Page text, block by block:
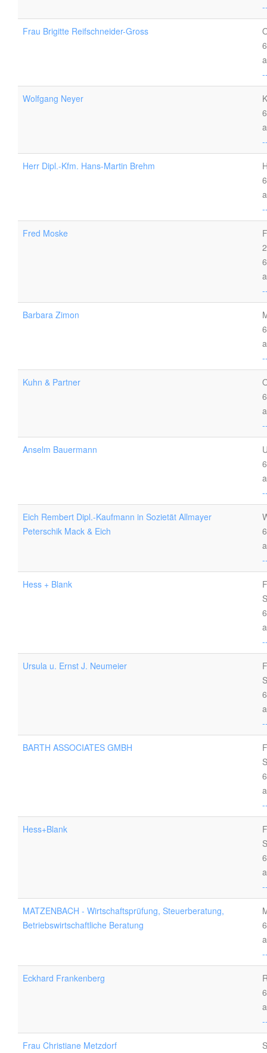
Frau Brigitte Reifschneider-Gross
Wolfgang Neyer
Herr Dipl.-Kfm. Hans-Martin Brehm
Fred Moske
Barbara Zimon
Kuhn & Partner
Anselm Bauermann
Eich Rembert Dipl.-Kaufmann in Sozietät Allmayer
Peterschik Mack & Eich
Hess + Blank
Ursula u. Ernst J. Neumeier
BARTH ASSOCIATES GMBH
Hess+Blank
MATZENBACH - Wirtschaftsprüfung, Steuerberatung,
Betriebswirtschaftliche Beratung
Eckhard Frankenberg
Frau Christiane Metzdorf